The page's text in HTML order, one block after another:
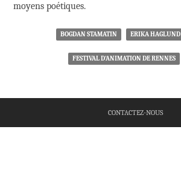
moyens poétiques.
BOGDAN STAMATIN ERIKA HAGLUND
FESTIVAL D'ANIMATION DE RENNES
CONTACTEZ-NOUS